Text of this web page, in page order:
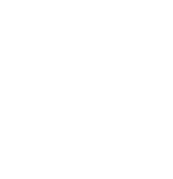
empfehle ich dir, ein Augenmerk auf
Arbeit mit ihnen haben. Gelegentlicher
und einer zu bewerkstelligen. Da
hast du mehrere Wochen ein
keine Bedenken haben, leider werden
Das wiederum kann dein Vorteil
Marmelade sind die Beeren bei Alt und
Alternative. Wenn du die Möglichkeit
in deinem Bekanntenkreis darum. Auf
du die Beeren vorportioniert ein, so
und Laub sollten dir als Dünger
Dünger informieren.